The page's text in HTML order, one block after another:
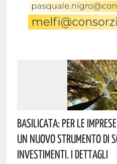
Basilicata: Per Le
Un Nuovo Strumento Di
Investimenti. I Dettagli